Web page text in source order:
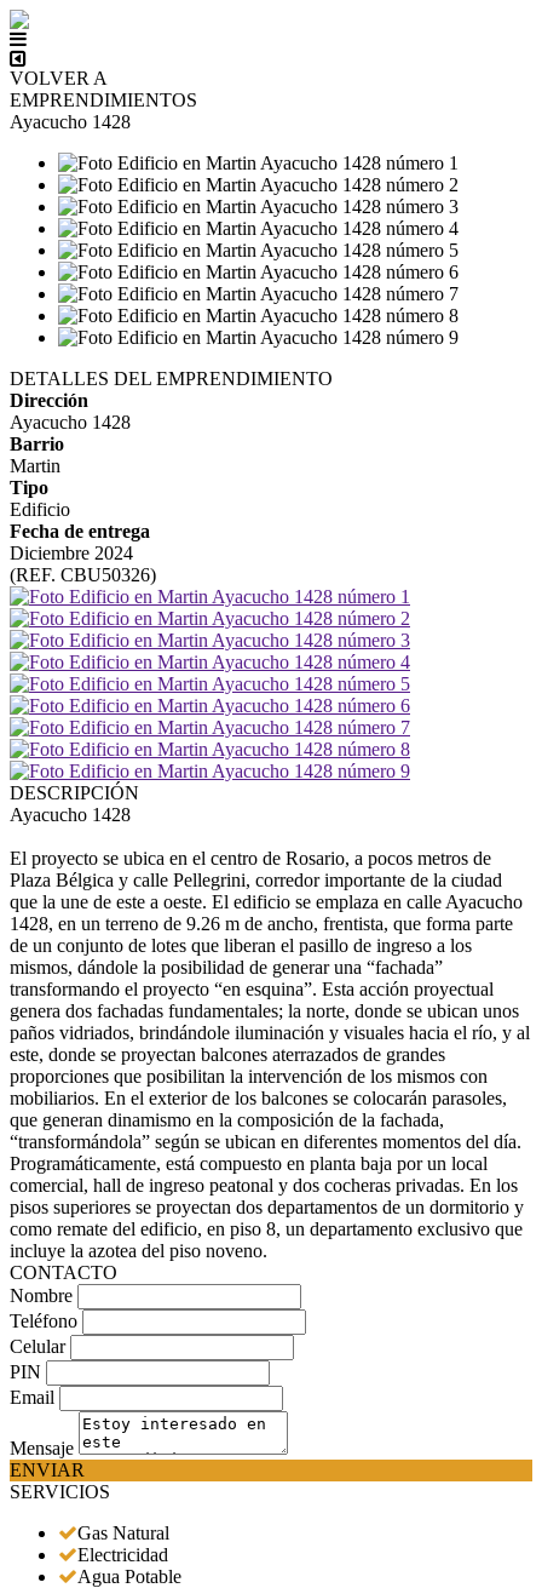
VOLVER A
EMPRENDIMIENTOS
Ayacucho 1428
DETALLES DEL EMPRENDIMIENTO
Dirección
Ayacucho 1428
Barrio
Martin
Tipo
Edificio
Fecha de entrega
Diciembre 2024
(REF. CBU50326)
DESCRIPCIÓN
Ayacucho 1428
El proyecto se ubica en el centro de Rosario, a pocos metros de
Plaza Bélgica y calle Pellegrini, corredor importante de la ciudad
que la une de este a oeste. El edificio se emplaza en calle Ayacucho
1428, en un terreno de 9.26 m de ancho, frentista, que forma parte
de un conjunto de lotes que liberan el pasillo de ingreso a los
mismos, dándole la posibilidad de generar una “fachada”
transformando el proyecto “en esquina”. Esta acción proyectual
genera dos fachadas fundamentales; la norte, donde se ubican unos
paños vidriados, brindándole iluminación y visuales hacia el río, y al
este, donde se proyectan balcones aterrazados de grandes
proporciones que posibilitan la intervención de los mismos con
mobiliarios. En el exterior de los balcones se colocarán parasoles,
que generan dinamismo en la composición de la fachada,
“transformándola” según se ubican en diferentes momentos del día.
Programáticamente, está compuesto en planta baja por un local
comercial, hall de ingreso peatonal y dos cocheras privadas. En los
pisos superiores se proyectan dos departamentos de un dormitorio y
como remate del edificio, en piso 8, un departamento exclusivo que
incluye la azotea del piso noveno.
CONTACTO
Nombre
Teléfono
Celular
PIN
Email
Mensaje
ENVIAR
SERVICIOS
Gas Natural
Electricidad
Agua Potable